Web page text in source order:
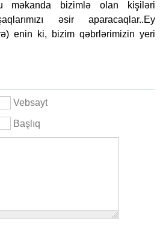
məkanda bizimlə olan kişiləri
əsir aparacaqlar..Ey
enin ki, bizim qəbrlərimizin yeri
Vebsayt
Başlıq